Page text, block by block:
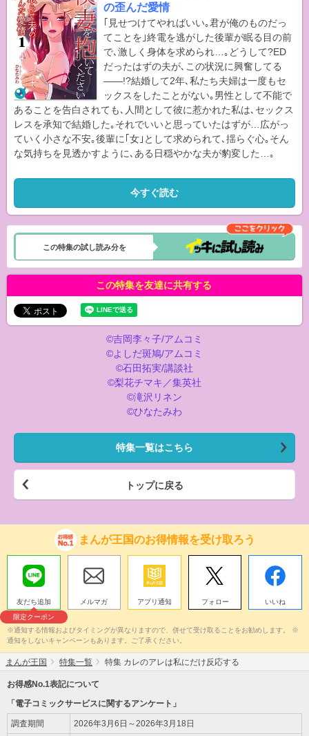
の歪んだ愛情
｢見せつけてやればいい｡君が俺のものだっ
てことを｣終電を逃がした後輩が眠る目の前
で､激しく身体を求められ…｡どうして?ED
だったはずの夫が､この状況に興奮してる
――!?結婚して2年､私たち夫婦は一度もセ
ックスをしたことがない｡男性として不能で
あることを告白されても､人間として彼に惹かれた私は､セックス
レスを承知で結婚した｡それでいいと思っていたはずが…広がっ
ていく小さな不安｡後輩に｢女｣として求められて､揺らぐ心｡そん
な気持ちを見透かすように､ある日穏やかな夫が豹変した…｡
今すぐ読む
この特集の試し読み分を
この特集を友達に共有する
©吉岡李々子/アムコミ
©よしだ斑鳩/アムコミ
©石田拓実/講談社
©梨花チマキ／集英社
©滝沢リネン
©ひなたみわ
特集一覧はこちら
トップに戻る
まんが王国のお得情報を受け取ろう
友だち追加
限定クーポン
メルマガ アプリ通知 フォロー いいね
※通知する情報およびタイミングが異なりますので、併せて受け取ることをお勧めします。 ※
通知をしないキャンペーンもあります。ご了承ください。
まんが王国 特集一覧 特集 カレのアレは私にだけ反応する
お得感No.1表記について
「電子コミックサービスに関するアンケート」
調査期間 2026年3月6日～2026年3月18日